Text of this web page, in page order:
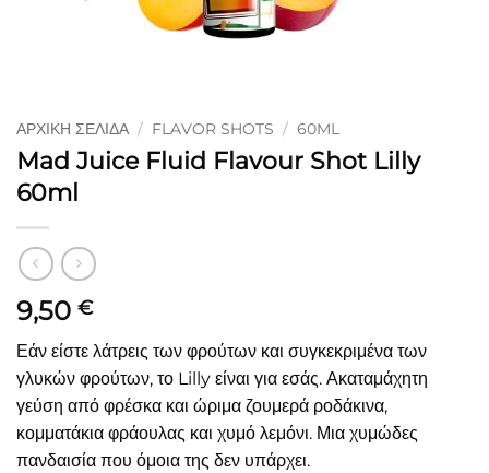
ΑΡΧΙΚΉ ΣΕΛΊΔΑ / FLAVOR SHOTS / 60ML
Mad Juice Fluid Flavour Shot Lilly
60ml
9,50 €
Εάν είστε λάτρεις των φρούτων και συγκεκριμένα των
γλυκών φρούτων, το Lilly είναι για εσάς. Ακαταμάχητη
γεύση από φρέσκα και ώριμα ζουμερά ροδάκινα,
κομματάκια φράουλας και χυμό λεμόνι. Μια χυμώδες
πανδαισία που όμοια της δεν υπάρχει.